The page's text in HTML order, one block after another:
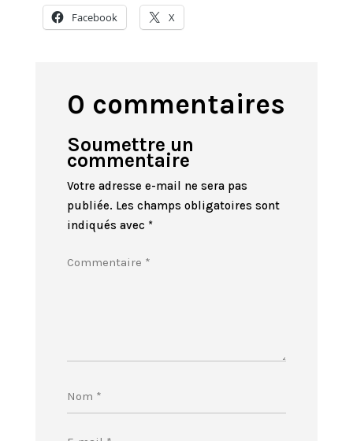
Facebook X
0 commentaires
Soumettre un
commentaire
Votre adresse e-mail ne sera pas
publiée. Les champs obligatoires sont
indiqués avec *